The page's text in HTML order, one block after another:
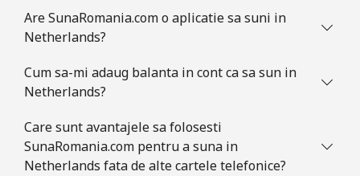
Are SunaRomania.com o aplicatie sa suni in
Netherlands?
Cum sa-mi adaug balanta in cont ca sa sun in
Netherlands?
Care sunt avantajele sa folosesti
SunaRomania.com pentru a suna in
Netherlands fata de alte cartele telefonice?